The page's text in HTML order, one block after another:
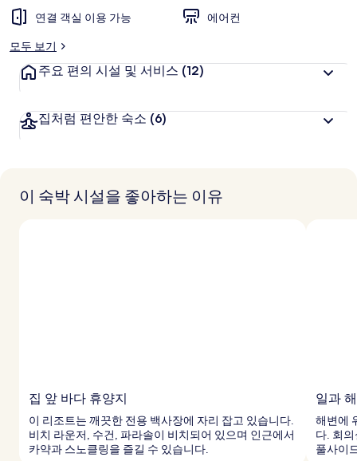
연결 객실 이용 가능
에어컨
모두 보기
주요 편의 시설 및 서비스 (12)
집처럼 편안한 숙소 (6)
이 숙박 시설을 좋아하는 이유
집 앞 바다 휴양지
이 리조트는 깨끗한 전용 백사장에 자리 잡고 있습니다.
비치 라운저, 수건, 파라솔이 비치되어 있으며 인근에서
카약과 스노클링을 즐길 수 있습니다.
일과
해변에
다. 회
풀사이